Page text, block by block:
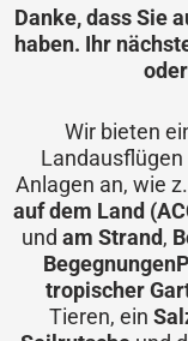
Danke, dass Sie
haben. Ihr
Wir bieten
Anlagen an, wie
auf dem Land
und am Strand,
Begegnungen
tropischer
Tieren, ein